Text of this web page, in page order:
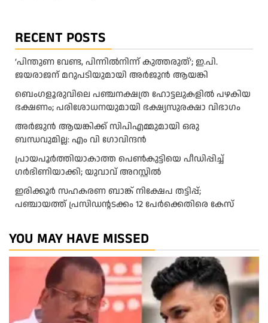
RECENT POSTS
‘പിന്തുണ വേണ്ട, പിന്നിൽനിന്ന് കുത്തരുത്’; ഇ.പി.
ജയരാജന് മറുപടിയുമായി അർജുൻ ആയങ്കി
ബെംഗളൂരുവിലെ പഞ്ചനക്ഷത്ര ഹോട്ടലുകളിൽ പഴകിയ
ഭക്ഷണം; പരിശോധനയുമായി ഭക്ഷ്യസുരക്ഷാ വിഭാഗം
അര്‍ജുന്‍ ആയങ്കിക്ക് സിപിഎമ്മുമായി ഒരു
ബന്ധവുമില്ല: എം വി ഗോവിന്ദന്‍
പ്രായപൂർത്തിയാകാത്ത പെൺകുട്ടിയെ പീഡിപ്പിച്ച്
ഗർഭിണിയാക്കി; യുവാവ് അറസ്റ്റിൽ
ഇരിക്കൂർ സഹകരണ ബാങ്ക് നിക്ഷേപ തട്ടിപ്പ്;
പഞ്ചായത്ത് പ്രസിഡൻ്റടക്കം 12 പേർക്കെതിരെ കേസ്
YOU MAY HAVE MISSED